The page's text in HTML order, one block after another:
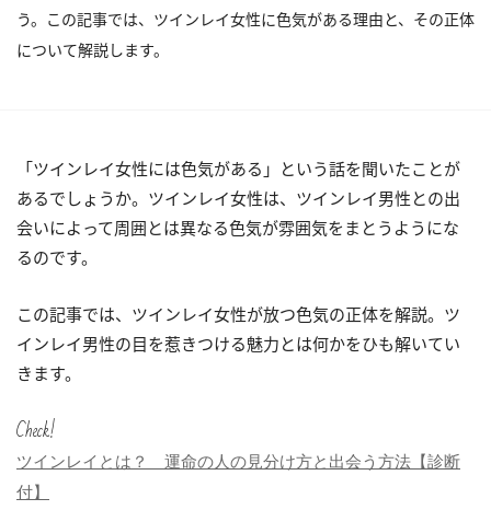
う。この記事では、ツインレイ女性に色気がある理由と、その正体
について解説します。
「ツインレイ女性には色気がある」という話を聞いたことが
あるでしょうか。ツインレイ女性は、ツインレイ男性との出
会いによって周囲とは異なる色気が雰囲気をまとうようにな
るのです。
この記事では、ツインレイ女性が放つ色気の正体を解説。ツ
インレイ男性の目を惹きつける魅力とは何かをひも解いてい
きます。
Check!
ツインレイとは？ 運命の人の見分け方と出会う方法【診断
付】